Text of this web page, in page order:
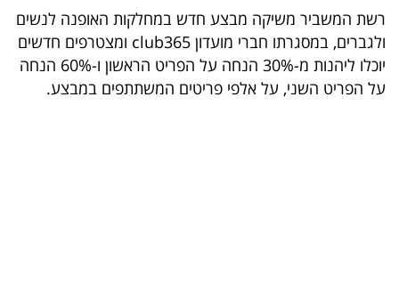
עסקי
ספורט
קריירה
רשת המשביר משיקה מבצע חדש במחלקות האופנה לנשים
ולגברים, במסגרתו חברי מועדון club365 ומצטרפים חדשים
יוכלו ליהנות מ-30% הנחה על הפריט הראשון ו-60% הנחה
על הפריט השני, על אלפי פריטים המשתתפים במבצע.